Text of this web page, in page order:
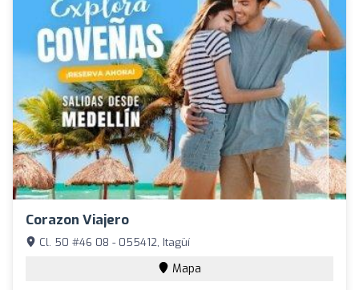
Corazon Viajero
Cl. 50 #46 08 - 055412, Itagüí
Mapa